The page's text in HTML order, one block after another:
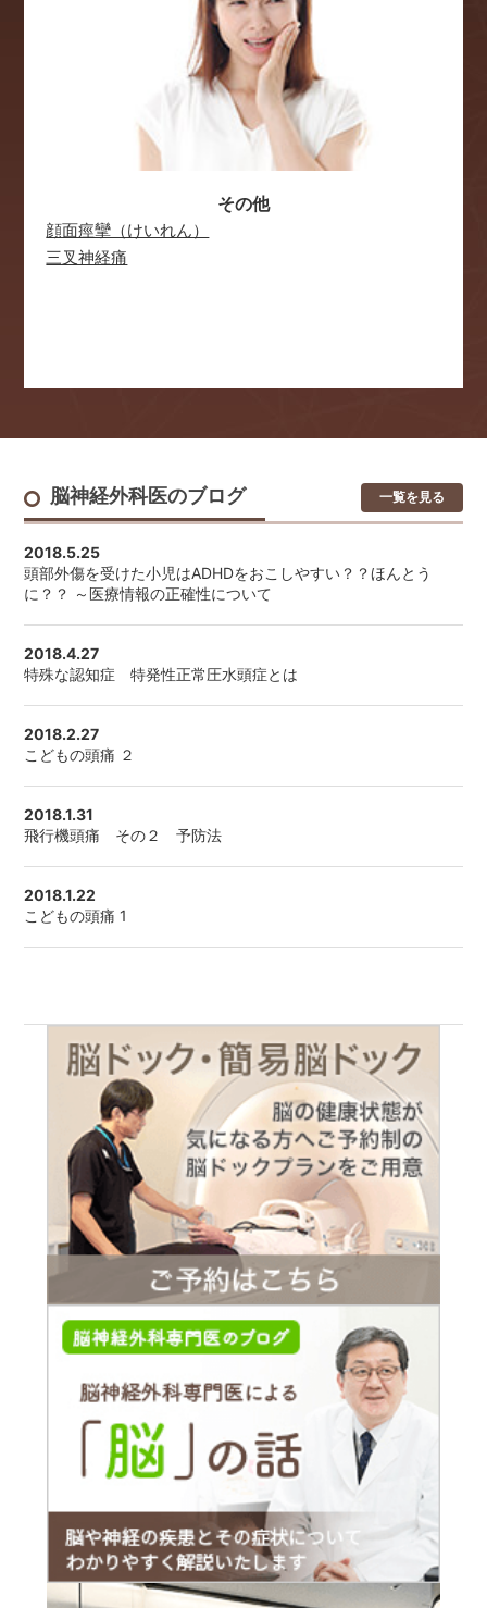
年末年始の休診および診療時間変更のご案内
年末年始の診療を以下に変更させていただきます。
ご理解の程よろしくお願い申し上げます。
12月28日（土）～01月05日（日）…休診
1月6日（月）より、通常の診療となります。
※ 期間中は電話受付の対応も上記時間となります。
台風の接近にともなう診療体制等のご案内
台風19号の影響により、安全を考慮し10月12日(土)の診療は、
終日臨時休診とさせていただきます。
でご連絡ください。
ゴールデンウィーク中の診療のご案内
ゴールデンウィーク中の診療を以下に変更させていただきま
ご理解の程よろしくお願い申し上げます。
4月 27日（土）～5月 6日（月） 休診
年末年始の休診および診療時間変更のご案内
年末年始の診療を以下に変更させていただきます。
2018年12月30日（日）～2019年1月3日（木）…休診
1月4日（金）より、通常の診療となります。
※ 期間中は電話受付の対応も上記時間となります。
2018.08.01
休診・代診のご案内
2018.02.19
大変ご迷惑をおかけいたしますが、復旧までしばらくお待ちく
ださいますようお願い申し上げます。
ネットワーク障害のお詫び
本日、12月23日に発生しましたネットワークの障害において
は、皆様に大変ご迷惑をおかけしたことを心からお詫び申し上
げます。
障害は19時頃に復旧し、現在は通常通りアクセスが出来ること
を確認しております。
皆様にはご不便をおかけし大変申し訳ございませんでした。今
後、障害の再発防止と安定運用に努めてまいります。
その他
顔面痙攣（けいれん）
三叉神経痛
脳神経外科医のブログ 一覧を見る
2018.5.25
頭部外傷を受けた小児はADHDをおこしやすい？？ほんとう
に？？ ～医療情報の正確性について
2018.4.27
特殊な認知症 特発性正常圧水頭症とは
2018.2.27
こどもの頭痛 ２
2018.1.31
飛行機頭痛 その２ 予防法
2018.1.22
こどもの頭痛 1